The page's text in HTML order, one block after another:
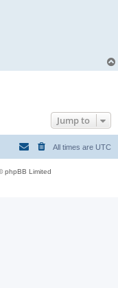
Jump to
All times are UTC
phpBB Limited